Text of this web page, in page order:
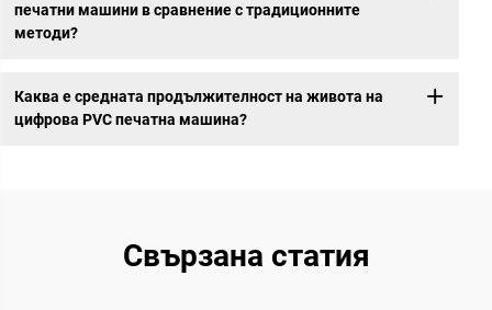
печатни машини в сравнение с традиционните
методи?
Каква е средната продължителност на живота на
цифрова PVC печатна машина?
Свързана статия